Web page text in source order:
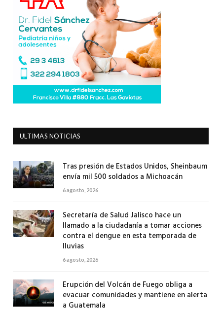
ULTIMAS NOTICIAS
Tras presión de Estados Unidos, Sheinbaum
envía mil 500 soldados a Michoacán
6 agosto, 2026
Secretaría de Salud Jalisco hace un
llamado a la ciudadanía a tomar acciones
contra el dengue en esta temporada de
lluvias
6 agosto, 2026
Erupción del Volcán de Fuego obliga a
evacuar comunidades y mantiene en alerta
a Guatemala